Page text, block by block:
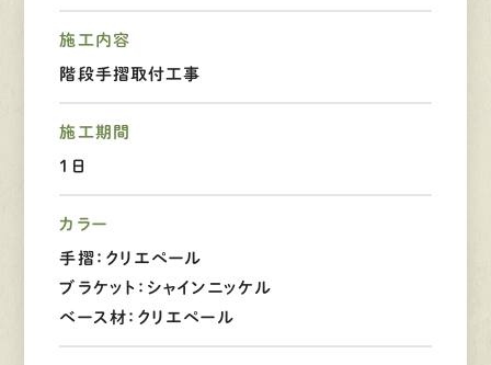
営業時間 8:00−18:00 ｜
LINEでお手軽相談
施工内容
階段手摺取付工事
施工期間
1日
カラー
手摺：クリエペール
ブラケット：シャインニッケル
ベース材：クリエペール